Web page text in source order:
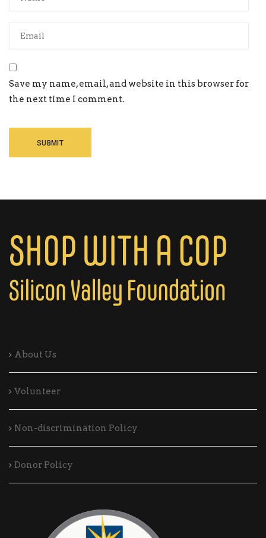
Save my name, email, and website in this browser for
the next time I comment.
About Us
Volunteer
Non-discrimination Policy
Donor Policy